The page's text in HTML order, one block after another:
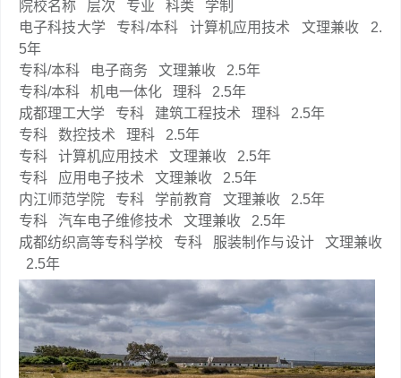
院校名称
层次 专业 科类
学制
电子科技大学
专科/本科 计算机应用技术 文理兼收
2.
5年
专科/本科
电子商务 文理兼收
2.5年
专科/本科
机电一体化 理科
2.5年
成都理工大学
专科 建筑工程技术 理科
2.5年
专科
数控技术 理科
2.5年
专科
计算机应用技术 文理兼收
2.5年
专科
应用电子技术 文理兼收
2.5年
内江师范学院
专科 学前教育 文理兼收
2.5年
专科
汽车电子维修技术 文理兼收
2.5年
成都纺织高等专科学校
专科 服装制作与设计
文理兼收
2.5年